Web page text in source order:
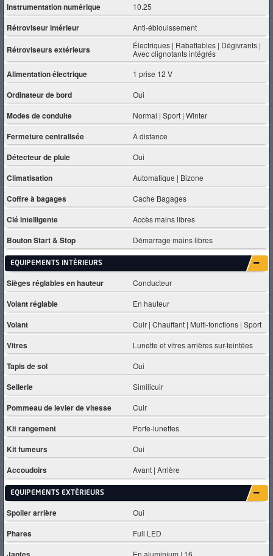
Instrumentation numérique 10.25
Rétroviseur intérieur Anti-éblouissement
Rétroviseurs extérieurs
Électriques | Rabattables | Dégivrants |
Avec clignotants intégrés
Alimentation électrique 1 prise 12 V
Ordinateur de bord Oui
Modes de conduite Normal | Sport | Winter
Fermeture centralisée À distance
Détecteur de pluie Oui
Climatisation Automatique | Bizone
Coffre à bagages Cache Bagages
Clé intelligente Accès mains libres
Bouton Start & Stop Démarrage mains libres
EQUIPEMENTS INTÈRIEURS
Sièges réglables en hauteur Conducteur
Volant réglable En hauteur
Volant Cuir | Chauffant | Multi-fonctions | Sport
Vitres Lunette et vitres arrières sur-teintées
Tapis de sol Oui
Sellerie Similicuir
Pommeau de levier de vitesse Cuir
Kit rangement Porte-lunettes
Kit fumeurs Oui
Accoudoirs Avant | Arrière
EQUIPEMENTS EXTÈRIEURS
Spoiler arrière Oui
Phares Full LED
En aluminium | 16